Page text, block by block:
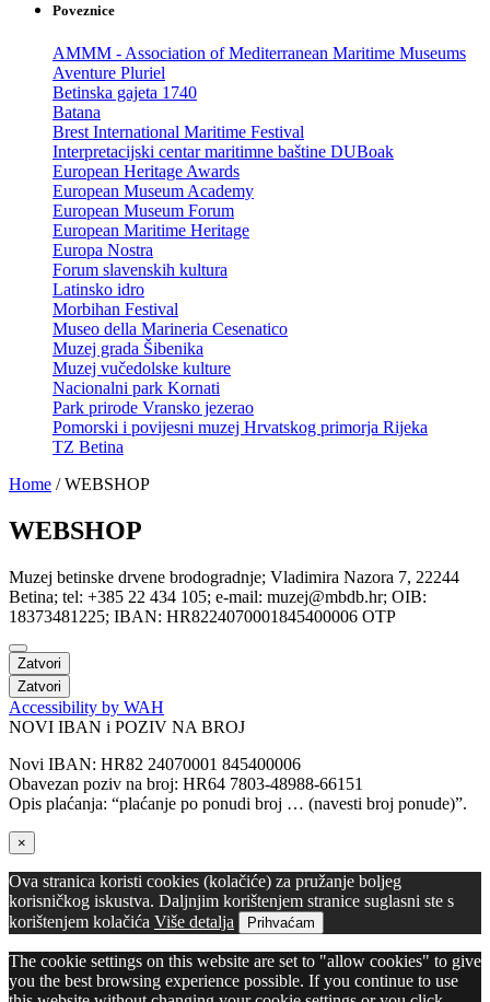
Poveznice
AMMM - Association of Mediterranean Maritime Museums
Aventure Pluriel
Betinska gajeta 1740
Batana
Brest International Maritime Festival
Interpretacijski centar maritimne baštine DUBoak
European Heritage Awards
European Museum Academy
European Museum Forum
European Maritime Heritage
Europa Nostra
Forum slavenskih kultura
Latinsko idro
Morbihan Festival
Museo della Marineria Cesenatico
Muzej grada Šibenika
Muzej vučedolske kulture
Nacionalni park Kornati
Park prirode Vransko jezerao
Pomorski i povijesni muzej Hrvatskog primorja Rijeka
TZ Betina
Home /WEBSHOP
WEBSHOP
Muzej betinske drvene brodogradnje; Vladimira Nazora 7, 22244
Betina; tel: +385 22 434 105; e-mail: muzej@mbdb.hr; OIB:
18373481225; IBAN: HR8224070001845400006 OTP
Zatvori
Zatvori
Accessibility by WAH
NOVI IBAN i POZIV NA BROJ
Novi IBAN: HR82 24070001 845400006
Obavezan poziv na broj: HR64 7803-48988-66151
Opis plaćanja: “plaćanje po ponudi broj … (navesti broj ponude)”.
×
Ova stranica koristi cookies (kolačiće) za pružanje boljeg
korisničkog iskustva. Daljnjim korištenjem stranice suglasni ste s
korištenjem kolačića Više detalja Prihvaćam
The cookie settings on this website are set to "allow cookies" to give
you the best browsing experience possible. If you continue to use